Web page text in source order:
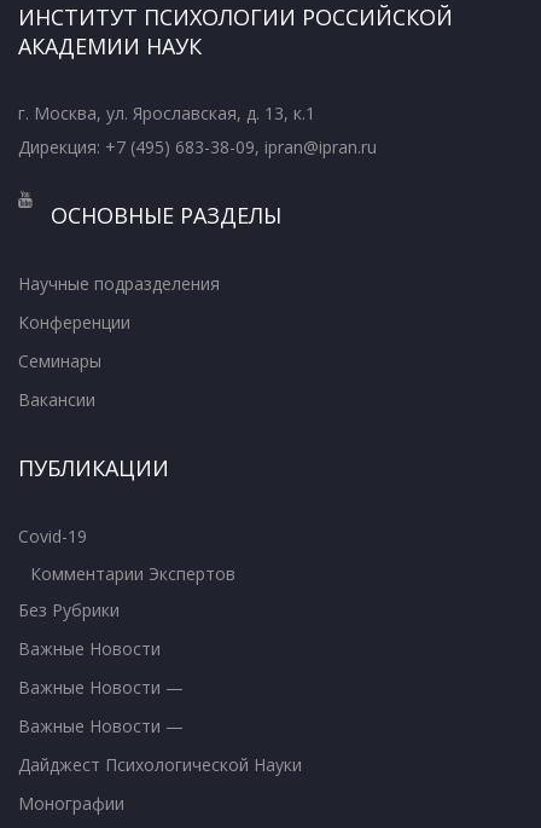
ИНСТИТУТ ПСИХОЛОГИИ РОССИЙСКОЙ
АКАДЕМИИ НАУК
г. Москва, ул. Ярославская, д. 13, к.1
Дирекция: +7 (495) 683-38-09, ipran@ipran.ru
ОСНОВНЫЕ РАЗДЕЛЫ
Научные подразделения
Конференции
Семинары
Вакансии
ПУБЛИКАЦИИ
Covid-19
Комментарии Экспертов
Без Рубрики
Важные Новости
Важные Новости —
Важные Новости —
Дайджест Психологической Науки
Монографии